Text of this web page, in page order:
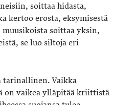
soittaa hidasta,
kertoo erosta, eksymisestä
soittaa yksin,
se luo siltoja eri
tarinallinen. Vaikka
on vaikea ylläpitää kriittistä